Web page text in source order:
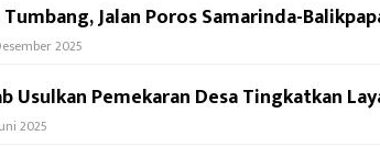
Jalan Poros Samarinda-
2025
Usulkan Pemekaran Desa Tingkatkan
2025